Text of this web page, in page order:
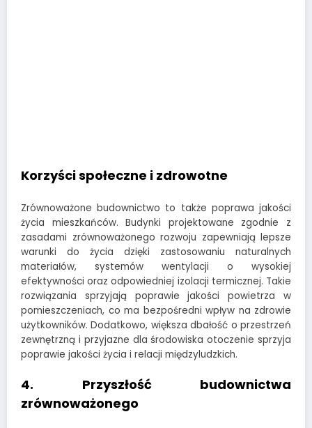
Korzyści społeczne i zdrowotne
Zrównoważone budownictwo to także poprawa jakości
życia mieszkańców. Budynki projektowane zgodnie z
zasadami zrównoważonego rozwoju zapewniają lepsze
warunki do życia dzięki zastosowaniu naturalnych
materiałów, systemów wentylacji o wysokiej
efektywności oraz odpowiedniej izolacji termicznej. Takie
rozwiązania sprzyjają poprawie jakości powietrza w
pomieszczeniach, co ma bezpośredni wpływ na zdrowie
użytkowników. Dodatkowo, większa dbałość o przestrzeń
zewnętrzną i przyjazne dla środowiska otoczenie sprzyja
poprawie jakości życia i relacji międzyludzkich.
4. Przyszłość budownictwa
zrównoważonego